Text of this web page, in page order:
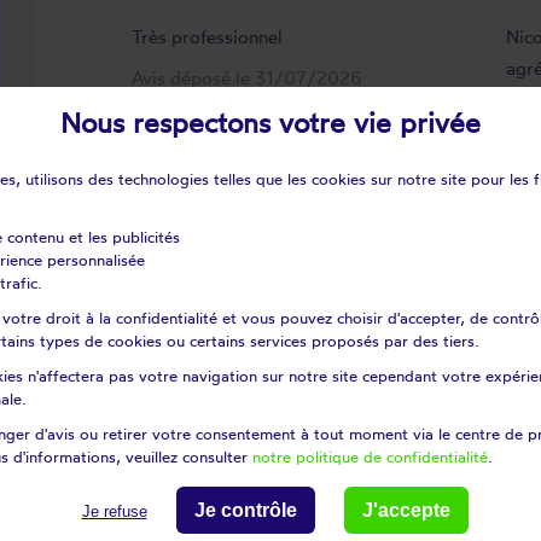
Très professionnel
Avis déposé le 31/07/2026
Répar'stores - Haute-Loire
Araules
Aubazat
Nous respectons votre vie privée
utilisons des technologies telles que les cookies sur notre site pour les
contenu et les publicités
personnalisée
votre droit à la confidentialité et vous pouvez choisir d'accepter, de
types de cookies ou certains services proposés par des tiers.
n'affectera pas votre navigation sur notre site cependant votre
d'avis ou retirer votre consentement à tout moment via le centre de
d'informations, veuillez consulter notre politique de confidentialité
Je refuse Je contrôle J'accepte